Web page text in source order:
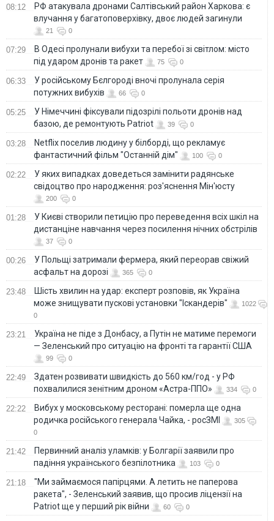
08:12
РФ атакувала дронами Салтівський район Харкова: є
влучання у багатоповерхівку, двоє людей загинули
21 0
07:29
В Одесі пролунали вибухи та перебої зі світлом: місто
під ударом дронів та ракет
75 0
06:33
У російському Бєлгороді вночі пролунала серія
потужних вибухів
66 0
05:25
У Німеччині фіксували підозрілі польоти дронів над
базою, де ремонтують Patriot
39 0
03:28
Netflix поселив людину у білборді, що рекламує
фантастичний фільм "Останній дім"
100 0
02:22
У яких випадках доведеться замінити радянське
свідоцтво про народження: роз'яснення Мін'юсту
200 0
01:28
У Києві створили петицію про переведення всіх шкіл на
дистанціне навчання через посилення нічних обстрілів
37 0
00:26
У Польщі затримали фермера, який переорав свіжий
асфальт на дорозі
365 0
23:48
Шість хвилин на удар: експерт розповів, як Україна
може знищувати пускові установки "Іскандерів"
1022
0
23:21
Україна не піде з Донбасу, а Путін не матиме перемоги
— Зеленський про ситуацію на фронті та гарантії США
99 0
22:49
Здатен розвивати швидкість до 560 км/год - у РФ
похвалилися зенітним дроном «Астра-ППО»
334 0
22:22
Вибух у московському ресторані: померла ще одна
родичка російського генерала Чайка, - росЗМІ
305
0
21:42
Первинний аналіз уламків: у Болгарії заявили про
падіння українського безпілотника
103 0
21:18
"Ми займаємося папірцями. А летить не паперова
ракета", - Зеленський заявив, що просив ліцензії на
Patriot ще у перший рік війни
60 0